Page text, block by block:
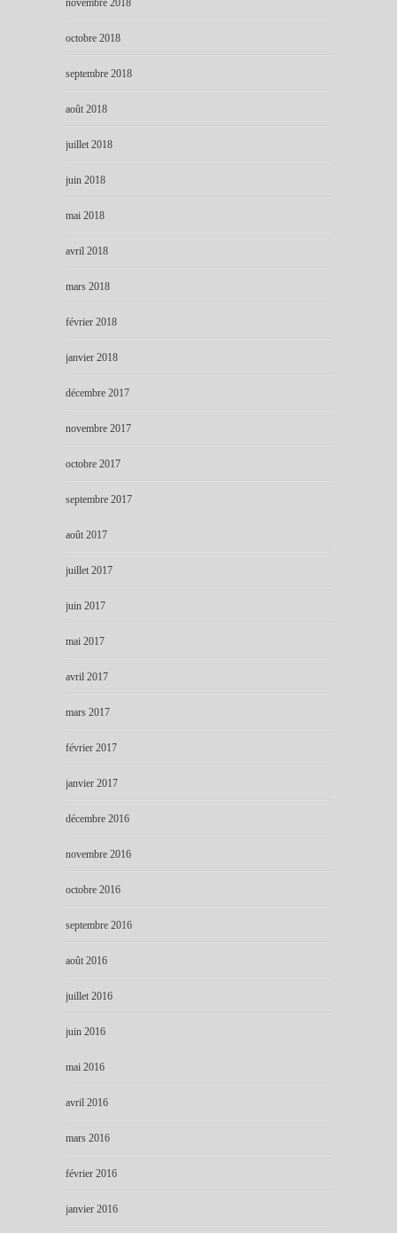
novembre 2018
octobre 2018
septembre 2018
août 2018
juillet 2018
juin 2018
mai 2018
avril 2018
mars 2018
février 2018
janvier 2018
décembre 2017
novembre 2017
octobre 2017
septembre 2017
août 2017
juillet 2017
juin 2017
mai 2017
avril 2017
mars 2017
février 2017
janvier 2017
décembre 2016
novembre 2016
octobre 2016
septembre 2016
août 2016
juillet 2016
juin 2016
mai 2016
avril 2016
mars 2016
février 2016
janvier 2016